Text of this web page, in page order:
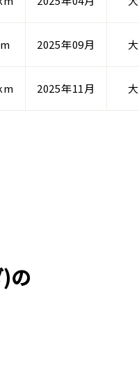
2025年09月
2025年11月
の